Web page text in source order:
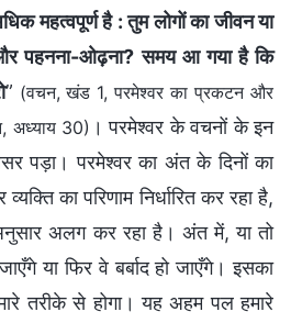
महत्वपूर्ण है : तुम लोगों का जीवन या
और पहनना-ओढ़ना? समय आ गया है कि
” (वचन, खंड 1, परमेश्वर का प्रकटन और
अध्याय 30) । परमेश्वर के वचनों के इन
पड़ा। परमेश्वर का अंत के दिनों का
का परिणाम निर्धारित कर रहा है,
अलग कर रहा है। अंत में, या तो
या फिर वे बर्बाद हो जाएँगे। इसका
तरीके से होगा। यह अहम पल हमारे